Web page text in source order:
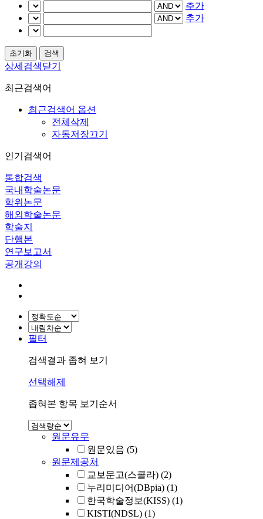
추가
추가
상세검색닫기
최근검색어
최근검색어 옵션
전체삭제
자동저장끄기
인기검색어
통합검색
국내학술논문
학위논문
해외학술논문
학술지
단행본
연구보고서
공개강의
필터
검색결과 좁혀 보기
선택해제
좁혀본 항목 보기순서
원문유무
원문있음 (5)
원문제공처
교보문고(스콜라) (2)
누리미디어(DBpia) (1)
한국학술정보(KISS) (1)
KISTI(NDSL) (1)